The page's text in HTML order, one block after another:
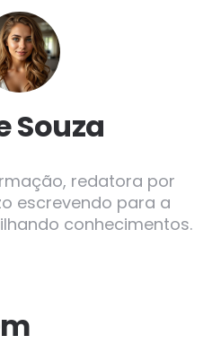
Souza
redatora por
escrevendo para a
conhecimentos.